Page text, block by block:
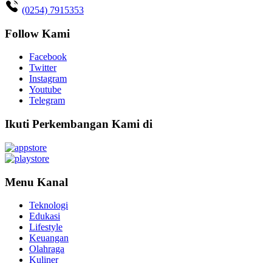
(0254) 7915353
Follow Kami
Facebook
Twitter
Instagram
Youtube
Telegram
Ikuti Perkembangan Kami di
Menu Kanal
Teknologi
Edukasi
Lifestyle
Keuangan
Olahraga
Kuliner